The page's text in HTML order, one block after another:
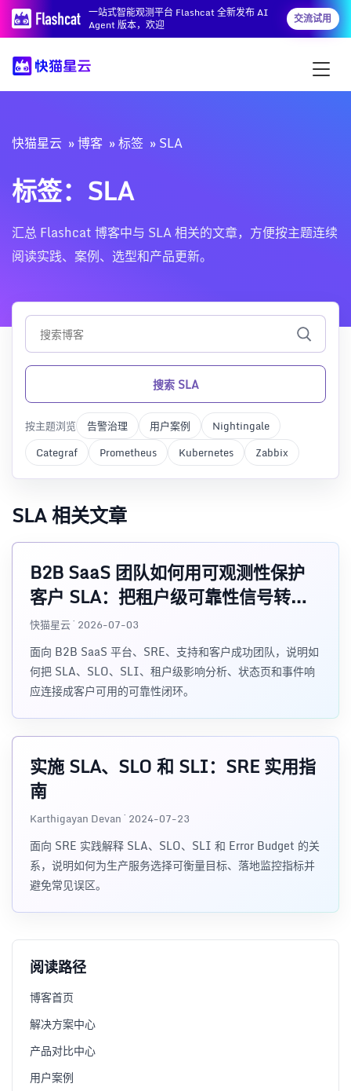
一站式智能观测平台 Flashcat 全新发布 AI
Agent 版本，欢迎
交流试用
快猫星云 博客 标签 SLA
标签：SLA
汇总 Flashcat 博客中与 SLA 相关的文章，方便按主题连续
阅读实践、案例、选型和产品更新。
搜索 SLA
按主题浏览 告警治理 用户案例
Nightingale
Categraf
Prometheus Kubernetes Zabbix
SLA 相关文章
B2B SaaS 团队如何用可观测性保护
客户 SLA：把租户级可靠性信号转化
为客户可用的事件响应
快猫星云 · 2026-07-03
面向 B2B SaaS 平台、SRE、支持和客户成功团队，说明如
何把 SLA、SLO、SLI、租户级影响分析、状态页和事件响
应连接成客户可用的可靠性闭环。
实施 SLA、SLO 和 SLI：SRE 实用指
南
Karthigayan Devan · 2024-07-23
面向 SRE 实践解释 SLA、SLO、SLI 和 Error Budget 的关
系，说明如何为生产服务选择可衡量目标、落地监控指标并
避免常见误区。
阅读路径
博客首页
解决方案中心
产品对比中心
用户案例